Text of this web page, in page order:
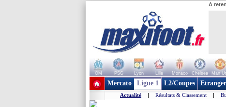
A
OM PSG Lyon Lille Monaco Chelsea Man
+ de clubs
Mercato Ligue 1 L2/Coupes Etranger
Actualité | Résultats & Classement |